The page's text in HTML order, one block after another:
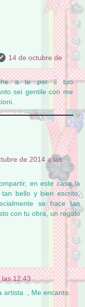
14 de octubre de
a te per il tuo
sei gentile con me
de 2014 a las
en este caso la
bello y bien escrito,
se hace tan
con tu obra, un regalo
las 12:43
artista ., Me encanto.